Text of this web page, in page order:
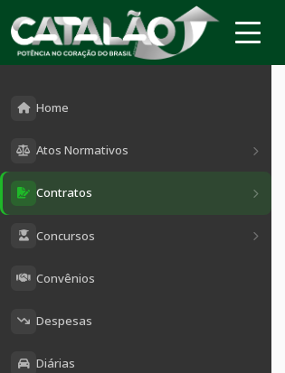
Home
Atos Normativos
Contratos
Concursos
Convênios
Despesas
Diárias